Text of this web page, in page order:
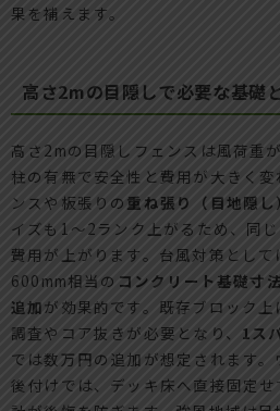
果を補えます。
高さ2mの目隠しで必要な基礎
高さ2mの目隠しフェンスは風荷重
柱の有無で安全性と費用が大きく
ンスや板張りの 重ね張り（目地隠し
イズも1～2ランク上がるため、同
費用が上がります。台風対策とし
600mm相当の コンクリート基礎寸
追加が効果的です。既存ブロック
調査やコア抜きが必要となり、 1ス
では数万円の追加が想定されます
後付けでは、デッキ床へ直接固定せ